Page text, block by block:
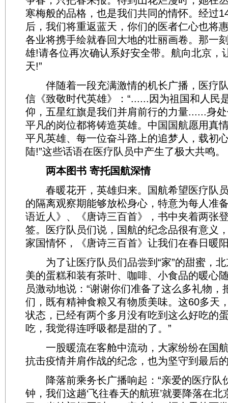
寒梅般的品格，也是我们共同的情怀。经过
后，我们将重返蓝天，你们的医者仁心也将
各业将携手绘就春回大地的壮丽画卷。那一
雄!请各位再次确认系好安全带。航向北京，
天!”
伴随着一段充满激情的机长广播，医疗
信《致敬时代英雄》：“......因为祖国和人民
仰，五星红旗是我们并肩前行的力量......身
平凡的岗位都将铸造英雄。中国国航愿用真
平凡英雄、每一位奋斗路上的追梦人，载初
陆!”这些话语在医疗队员中产生了极大共鸣。
两本图书 寄托国航深情
春暖花开，英雄归来。国航希望医疗队
的隔离观察期能够放松身心，特意为每人
语近人》、《唐诗三百首》，书中夹着两张
签。医疗队员们说，国航的纪念品很有意义
家国情怀，《唐诗三百首》让我们在春日暖
为了让医疗队员们品尝到“家”的甜蜜，北
美的蛋糕和装有茶叶、咖啡、小食品的暖心
员激动地说：“谢谢你们准备了这么多礼物，
们，既有精神食粮又有物质美味。这60多天
状态，已经有两个多月没有吃到这么好吃的
吃，我觉得连呼吸都是甜的了。”
一股暖流在客舱中流动，大家纷纷在国
抗击疫情并肩作战的纪念，也为坚守到最后
降落前乘务长广播响起：“亲爱的医疗队
钟，我们这趟‘飞往春天的航班’就要降落在